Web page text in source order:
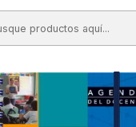
LIBRERIA Libretas - Blocks
AGENDA BUHO DOCENTE